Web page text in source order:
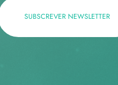
SUBSCREVER NEWSLETTER